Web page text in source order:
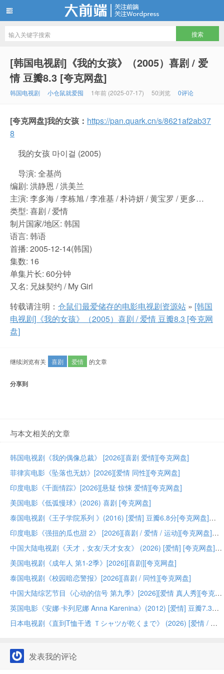
[韩国电视剧]《我的女孩》（2005）喜剧 / 爱
情 豆瓣8.3 [夸克网盘]
韩国电视剧 小仓鼠就爱囤 1年前 (2025-07-17) 50浏览 0评论
[夸克网盘]我的女孩： https://pan.quark.cn/s/8621af2ab37
8
我的女孩 마이걸 (2005)
导演: 全基尚
编剧: 洪静恩 / 洪美兰
主演: 李多海 / 李栋旭 / 李准基 / 朴诗妍 / 黄宝罗 / 更多…
类型: 喜剧 / 爱情
制片国家/地区: 韩国
语言: 韩语
首播: 2005-12-14(韩国)
集数: 16
单集片长: 60分钟
又名: 兄妹契约 / My Girl
转载请注明： 仓鼠们最爱储存的电影电视剧资源站 » [韩国
电视剧]《我的女孩》（2005）喜剧 / 爱情 豆瓣8.3 [夸克网
盘]
继续浏览有关 喜剧 爱情 的文章
分享到
与本文相关的文章
韩国电视剧《我的偶像总裁》 [2026][喜剧 爱情][夸克网盘]
菲律宾电影《坠落也无妨》[2026][爱情 同性][夸克网盘]
印度电影《千面情踪》[2026][悬疑 惊悚 爱情][夸克网盘]
美国电影《低弧慢球》(2026) 喜剧 [夸克网盘]
泰国电视剧《王子学院系列 》(2016) [爱情] 豆瓣6.8分[夸克网盘]
印度电影《强扭的瓜也甜 2》 [2026][喜剧 / 爱情 / 运动][夸克网盘]
中国大陆电视剧《天才，女友/天才女友》 (2026) [爱情] [夸克网盘]
美国电视剧《成年人 第1-2季》[2026][喜剧][夸克网盘]
泰国电视剧《校园暗恋警报》[2026][喜剧 / 同性][夸克网盘]
中国大陆综艺节目《心动的信号 第九季》[2026][爱情 真人秀][夸克网盘]
英国电影《安娜·卡列尼娜 Anna Karenina》(2012) [爱情] 豆瓣7.3分[夸克网盘]
日本电视剧《直到T恤干透 Ｔシャツが乾くまで》 (2026) [爱情 / 悬疑] [夸克网盘]
发表我的评论